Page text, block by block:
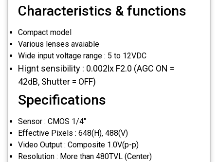
Characteristics & functions
Compact model
Various lenses avaiable
Wide input voltage range : 5 to 12VDC
Hignt sensibility : 0.002lx F2.0 (AGC ON =
42dB, Shutter = OFF)
Specifications
Sensor : CMOS 1/4"
Effective Pixels : 648(H), 488(V)
Video Output : Composite 1.0V(p-p)
Resolution : More than 480TVL (Center)